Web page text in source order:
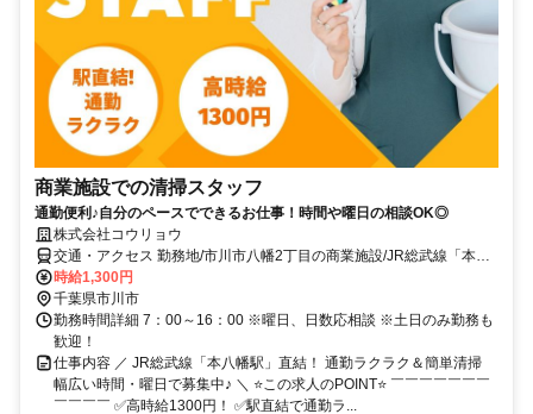
商業施設での清掃スタッフ
通勤便利♪自分のペースでできるお仕事！時間や曜日の相談OK◎
株式会社コウリョウ
交通・アクセス 勤務地/市川市八幡2丁目の商業施設/JR総武線「本八
幡駅」直結
時給1,300円
千葉県市川市
勤務時間詳細 7：00～16：00 ※曜日、日数応相談 ※土日のみ勤務も
歓迎！
仕事内容 ／ JR総武線「本八幡駅」直結！ 通勤ラクラク＆簡単清掃
幅広い時間・曜日で募集中♪ ＼ ⭐この求人のPOINT⭐ ￣￣￣￣￣￣￣
￣￣￣￣ ✅高時給1300円！ ✅駅直結で通勤ラ...